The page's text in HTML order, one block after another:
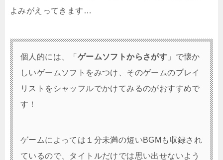
よみがえってきます…
個人的には、「 ゲームソフトからさがす 」で懐か
しいゲームソフトをみつけ、そのゲームのプレイ
リストをシャッフルでかけてみるのがおすすめで
す！
ゲームによっては１分未満の短いBGMも収録され
ているので、タイトルだけでは思い出せないよう